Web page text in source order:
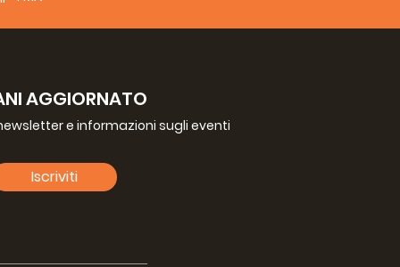
AGGIORNATO
e informazioni sugli eventi
Iscriviti